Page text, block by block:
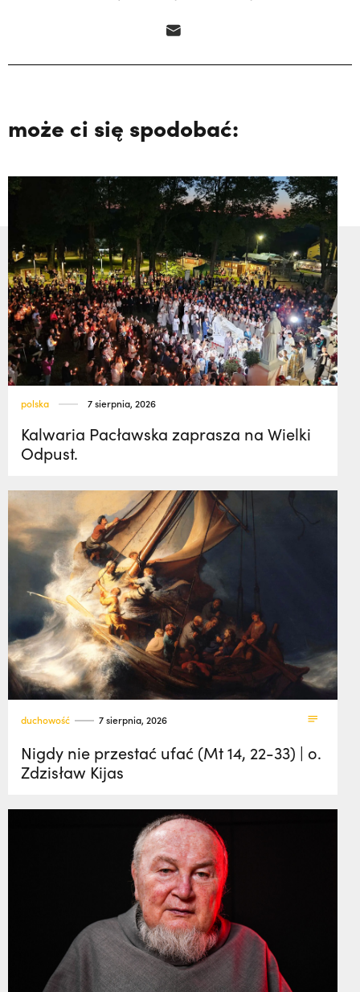
może ci się spodobać:
polska 7 sierpnia, 2026
Kalwaria Pacławska zaprasza na Wielki
Odpust.
duchowość 7 sierpnia, 2026
Nigdy nie przestać ufać (Mt 14, 22-33) | o.
Zdzisław Kijas